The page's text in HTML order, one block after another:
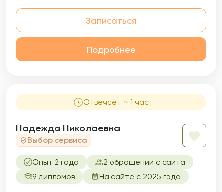
Записаться
Подробнее
Отвечает ~ 1 час
Надежда Николаевна
Выбор сервиса
Опыт 2 года
2 обращений с сайта
9 дипломов
На сайте с 2025 года